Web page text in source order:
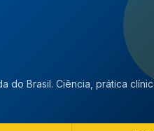
do Brasil. Ciência, prática